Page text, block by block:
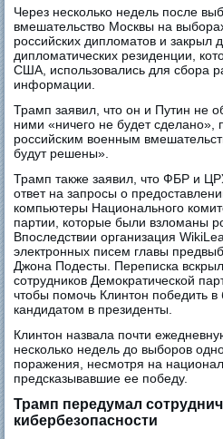
Через несколько недель после
вмешательство Москвы на
российских дипломатов и закрыл
дипломатических резиденции,
США, использовались для сбора
информации.
Трамп заявил, что он и Путин не
ними «ничего не будет сделано»,
российским военным
будут решены».
Трамп также заявил, что ФБР и
ответ на запросы о
компьютеры Национального
партии, которые были взломаны
Впоследствии организация
электронных писем главы
Джона Подесты. Переписка
сотрудников Демократической
чтобы помочь Клинтон победить
кандидатом в президенты.
Клинтон назвала почти
несколько недель до выборов
поражения, несмотря на
предсказывавшие ее победу.
Трамп передумал
кибербезопасности